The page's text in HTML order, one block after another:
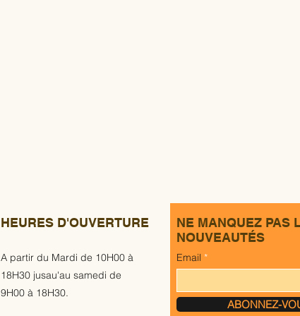
HEURES D'OUVERTURE
A partir du Mardi de 10H00 à
18H30 jusau'au samedi de
9H00 à 18H30.
NE MANQUEZ PAS
NOUVEAUTÉS
Email
ABONNEZ-